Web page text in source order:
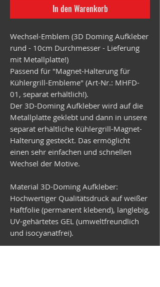
In den Warenkorb
Wechsel-Emblem (3D Doming Aufkleber
rund - 10cm Durchmesser - Lieferung
mit Metallplatte!)
Passend für "Magnet-Halterung für
Kühlergrill-Embleme" (Art-Nr.: MHFD-
01, separat erhältlich!).
Der 3D-Doming Aufkleber wird auf die
Metallplatte geklebt und dann in unsere
separat erhältliche Kühlergrill-Magnet-
Halterung gesteckt. Das ermöglicht
einen sehr einfachen und schnellen
Wechsel der Motive.
Material 3D-Doming Aufkleber:
Hochwertiger Qualitätsdruck auf weißer
Haftfolie (permanent klebend), langlebig,
UV-gehärtetes GEL (umweltfreundlich
und isocyanatfrei).